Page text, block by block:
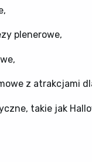
plenerowe,
z atrakcjami
takie jak